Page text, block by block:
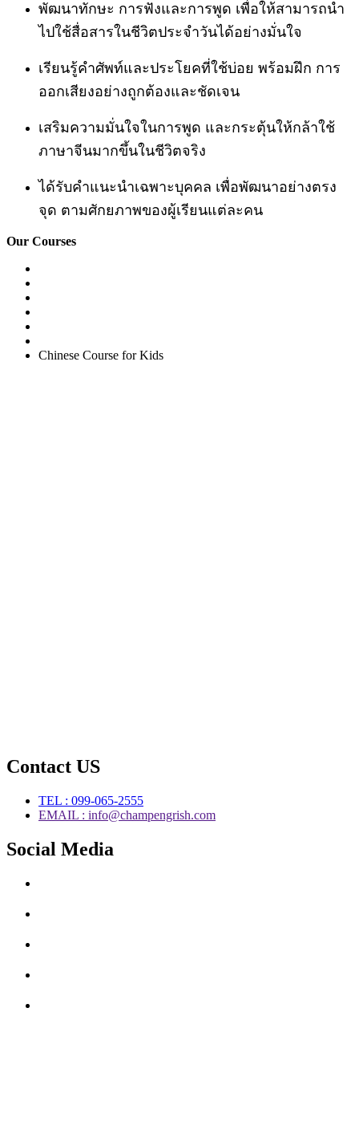
พัฒนาทักษะ การฟังและการพูด เพื่อให้สามารถนำ
ไปใช้สื่อสารในชีวิตประจำวันได้อย่างมั่นใจ
เรียนรู้คำศัพท์และประโยคที่ใช้บ่อย พร้อมฝึก การ
ออกเสียงอย่างถูกต้องและชัดเจน
เสริมความมั่นใจในการพูด และกระตุ้นให้กล้าใช้
ภาษาจีนมากขึ้นในชีวิตจริง
ได้รับคำแนะนำเฉพาะบุคคล เพื่อพัฒนาอย่างตรง
จุด ตามศักยภาพของผู้เรียนแต่ละคน
Our Courses
Chinese Course for Kids
Contact US
TEL : 099-065-2555
EMAIL : info@champengrish.com
Social Media